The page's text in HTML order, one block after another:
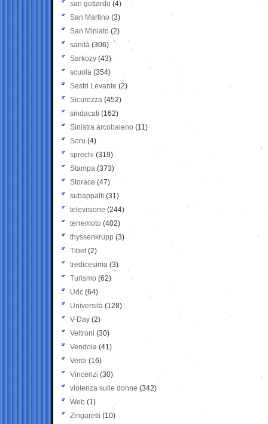
san gottardo (4)
San Martino (3)
San Miniato (2)
sanità (306)
Sarkozy (43)
scuola (354)
Sestri Levante (2)
Sicurezza (452)
sindacati (162)
Sinistra arcobaleno (11)
Soru (4)
sprechi (319)
Stampa (373)
Storace (47)
subappalti (31)
televisione(244)
terremoto (402)
thyssenkrupp (3)
Tibet(2)
tredicesima (3)
Turismo (62)
Udc (64)
Università (128)
V-Day (2)
Veltroni (30)
Vendola (41)
Verdi (16)
Vincenzi (30)
violenza sulle donne (342)
Web (1)
Zingaretti (10)